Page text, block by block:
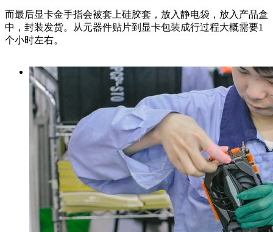
而最后显卡金手指会被套上硅胶套，放入静电袋，放入产品盒
中，封装发货。从元器件贴片到显卡包装成行过程大概需要1
个小时左右。